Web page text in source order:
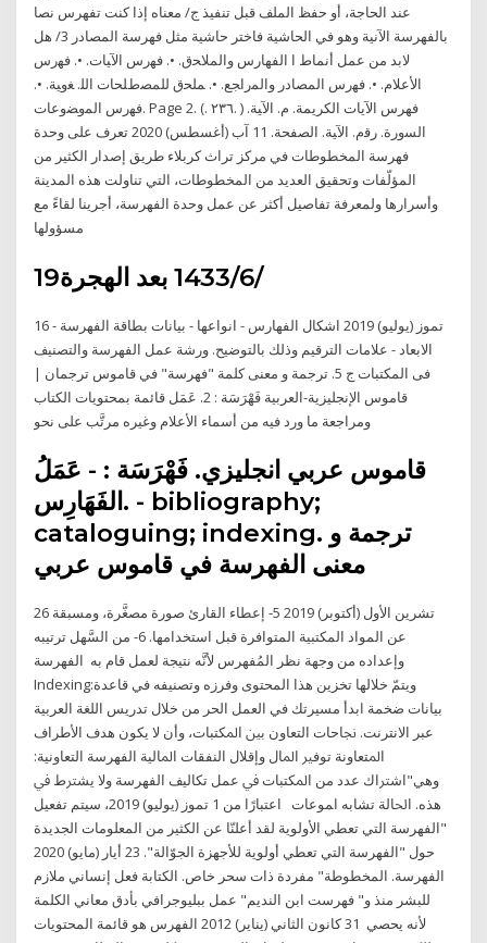
عند الحاجة، أو حفظ الملف قبل تنفيذ ج/ معناه إذا كنت تفهرس نصا
بالفهرسة الآنية وهو في الحاشية فاختر حاشية مثل فهرسة المصادر 3/ هل
لابد من عمل أنماط ا ﺍﻟﻔﻬﺎﺭﺱ ﻭﺍﻟﻤﻼﺤﻕ. •. ﻓﻬﺭﺱ ﺍﻵﻴﺎﺕ. •. ﻓﻬﺭﺱ
ﺍﻷﻋﻼﻡ. •. ﻓﻬﺭﺱ ﺍﻟﻤﺼﺎﺩﺭ ﻭﺍﻟﻤﺭﺍﺠﻊ. •. ﻤﻠﺤﻕ ﻟﻠﻤﺼﻁﻠﺤﺎﺕ ﺍﻟﻠ. ﻐﻭﻴﺔ. •.
ﻓﻬﺭﺱ ﺍﻟﻤﻭﻀﻭﻋﺎﺕ. Page 2. (. ٢٣٦. ) ﻓﮭﺮس اﻵﯾﺎت اﻟﻜﺮﯾﻤﺔ. ﻡ. ﺍﻵﻴﺔ.
ﺍﻟﺴﻭﺭﺓ. ﺭﻗﻡ. ﺍﻵﻴﺔ. ﺍﻟﺼﻔﺤﺔ. 11 آب (أغسطس) 2020 تعرف على وحدة
فهرسة المخطوطات في مركز تراث كربلاء طريق إصدار الكثير من
المؤلّفات وتحقيق العديد من المخطوطات، التي تناولت هذه المدينة
وأسرارها ولمعرفة تفاصيل أكثر عن عمل وحدة الفهرسة، أجرينا لقاءً مع
مسؤولها
19‏‏/6‏‏/1433 بعد الهجرة
16 تموز (يوليو) 2019 اشكال الفهارس - انواعها - بيانات بطاقة الفهرسة -
الابعاد - علامات الترقيم وذلك بالتوضيح. ورشة عمل الفهرسة والتصنيف
فى المكتبات ج 5. ترجمة و معنى كلمة "فهرسة" في قاموس ترجمان |
قاموس الإنجليزية-العربية فَهْرَسَة : 2. عَمَل قائمة بمحتويات الكتاب
قاموس عربي انجليزي. فَهْرَسَة : - عَمَلُ
الفَهَارِس. - bibliography;
cataloguing; indexing. ترجمة و
26 تشرين الأول (أكتوبر) 2019 5- إعطاء القارئ صورة مصغَّرة، ومسبقة
عن المواد المكتبية المتوافرة قبل استخدامها. 6- من السَّهل ترتيبه
وإعداده من وجهة نظر المُفهرس لأنَّه نتيجة لعمل قام به الفهرسة
Indexing:ويتمّ خلالها تخزين هذا المحتوى وفرزه وتصنيفه في قاعدة
بيانات ضخمة ابدأ مسيرتك في العمل الحر من خلال تدريس اللغة العربية
عبر الانترنت. ﳒﺎﺣﺎت اﻟﺘﻌﺎون ﺑﲔ اﳌﻜﺘﺒﺎت، وأن ﻻ ﻳﻜﻮن ﻫﺪف اﻷﻃﺮاف
اﳌﺘﻌﺎوﻧﺔ ﺗﻮﻓﲑ اﳌﺎل وإﻗﻼل اﻟﻨﻔﻘﺎت اﳌﺎﻟﻴﺔ اﻟﻔﻬﺮﺳﺔ اﻟﺘﻌﺎوﻧﻴﺔ:
وﻫﻲ"اﺷﱰاك ﻋﺪد ﻣﻦ اﳌﻜﺘﺒﺎت ﰲ ﻋﻤﻞ ﺗﻜﺎﻟﻴﻒ اﻟﻔﻬﺮﺳﺔ وﻻ ﻳﺸﱰط ﰲ
ﻫﺬﻩ. اﳊﺎﻟﺔ ﺗﺸﺎﺑﻪ اﻤﻮﻋﺎت اعتبارًا من 1 تموز (يوليو) 2019، سيتم تفعيل
"الفهرسة التي تعطي الأولوية لقد أعلنّا عن الكثير من المعلومات الجديدة
حول "الفهرسة التي تعطي أولوية للأجهزة الجوّالة". 23 أيار (مايو) 2020
الفهرسة. المخطوطة" مفردة ذات سحر خاص. الكتابة فعل إنساني ملازم
للبشر منذ و" فهرست ابن النديم" عمل ببليوجرافي بأدق معاني الكلمة
لأنه يحصي 31 كانون الثاني (يناير) 2012 الفهرس هو قائمة المحتويات